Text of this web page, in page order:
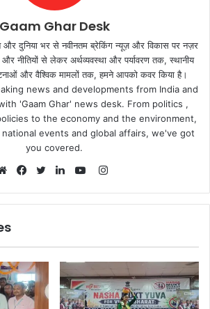
Gaam Ghar Desk
दुनिया भर से नवीनतम ब्रेकिंग न्यूज़ और विकास पर नज़र
नीतियों से लेकर अर्थव्यवस्था और पर्यावरण तक, स्थानीय
और वैश्विक मामलों तक, हमने आपको कवर किया है।
news and developments from India and
'Gaam Ghar' news desk. From politics ,
to the economy and the environment,
events and global affairs, we've got
you covered.
Instagram